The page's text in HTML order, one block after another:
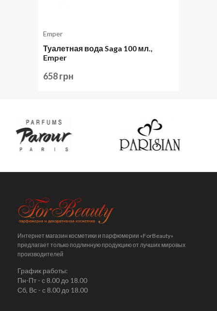
Emper
Туалетная вода Saga 100 мл.,
Emper
658 грн
Интернет магазин косметики и парфюмерии «ForBeauty»
предлагает только подлинную продукцию от лучших мировых
производителей
График работы:
Пн-Пт - с 8.00 до 18.00
Сб, Вс - с 8.00 до 18.00